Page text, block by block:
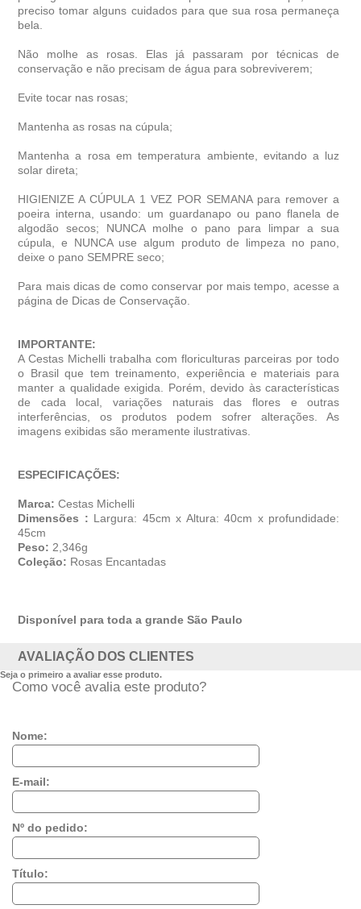
preciso tomar alguns cuidados para que sua rosa permaneça
bela.
Não molhe as rosas. Elas já passaram por técnicas de
conservação e não precisam de água para sobreviverem;
Evite tocar nas rosas;
Mantenha as rosas na cúpula;
Mantenha a rosa em temperatura ambiente, evitando a luz
solar direta;
HIGIENIZE A CÚPULA 1 VEZ POR SEMANA para remover a
poeira interna, usando: um guardanapo ou pano flanela de
algodão secos; NUNCA molhe o pano para limpar a sua
cúpula, e NUNCA use algum produto de limpeza no pano,
deixe o pano SEMPRE seco;
Para mais dicas de como conservar por mais tempo, acesse a
página de Dicas de Conservação.
IMPORTANTE:
A Cestas Michelli trabalha com floriculturas parceiras por todo
o Brasil que tem treinamento, experiência e materiais para
manter a qualidade exigida. Porém, devido às características
de cada local, variações naturais das flores e outras
interferências, os produtos podem sofrer alterações. As
imagens exibidas são meramente ilustrativas.
ESPECIFICAÇÕES:
Marca: Cestas Michelli
Dimensões : Largura: 45cm x Altura: 40cm x profundidade:
45cm
Peso: 2,346g
Coleção: Rosas Encantadas
Disponível para toda a grande São Paulo
AVALIAÇÃO DOS CLIENTES
Seja o primeiro a avaliar esse produto.
Como você avalia este produto?
Nome:
E-mail:
Nº do pedido:
Título: